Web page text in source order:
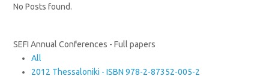
No Posts found.
SEFI Annual Conferences - Full papers
All
2012 Thessaloniki - ISBN 978-2-87352-005-2